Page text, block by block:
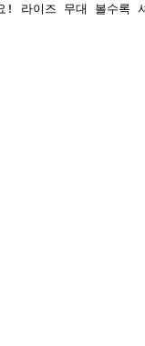
! 라이즈 무대 볼수록